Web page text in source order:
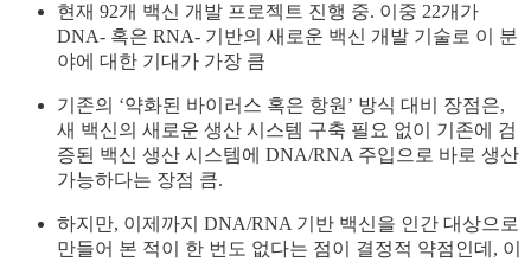
현재 92개 백신 개발 프로젝트 진행 중. 이중 22개가
DNA- 혹은 RNA- 기반의 새로운 백신 개발 기술로 이 분
야에 대한 기대가 가장 큼
기존의 ‘약화된 바이러스 혹은 항원’ 방식 대비 장점은,
새 백신의 새로운 생산 시스템 구축 필요 없이 기존에 검
증된 백신 생산 시스템에 DNA/RNA 주입으로 바로 생산
가능하다는 장점 큼.
하지만, 이제까지 DNA/RNA 기반 백신을 인간 대상으로
만들어 본 적이 한 번도 없다는 점이 결정적 약점인데, 이